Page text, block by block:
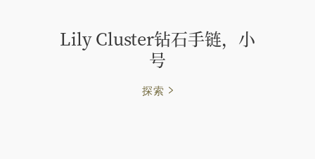
Lily Cluster钻石手链，小
号
探索